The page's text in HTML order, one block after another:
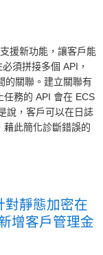
援新功能，讓客戶能
須拼接多個 API，
的關聯。建立關聯有
任務的 API 會在 ECS
說，客戶可以在日誌
此簡化診斷錯誤的
對靜態加密在
增客戶管理金